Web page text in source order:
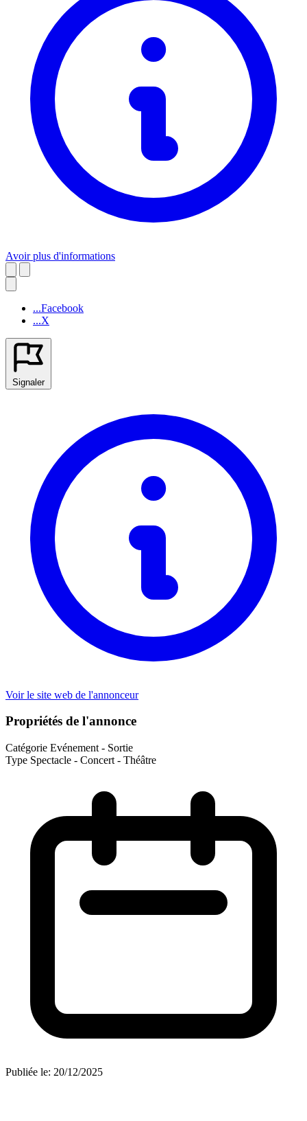
Avoir plus d'informations
...Facebook
...X
Signaler
Voir le site web de l'annonceur
Propriétés de l'annonce
Catégorie Evénement - Sortie
Type Spectacle - Concert - Théâtre
Publiée le: 20/12/2025